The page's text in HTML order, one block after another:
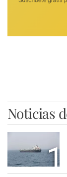
Noticias
1